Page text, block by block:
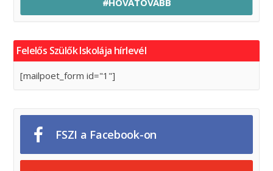
Felelős Szülők Iskolája hírlevél
[mailpoet_form id="1"]
FSZI a Facebook-on